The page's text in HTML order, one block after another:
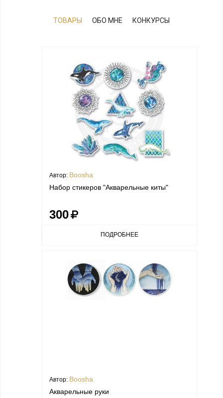
ТОВАРЫ ОБО МНЕ КОНКУРСЫ
Автор: Boosha
Набор стикеров "Акварельные киты"
300
ПОДРОБНЕЕ
Автор: Boosha
Акварельные руки